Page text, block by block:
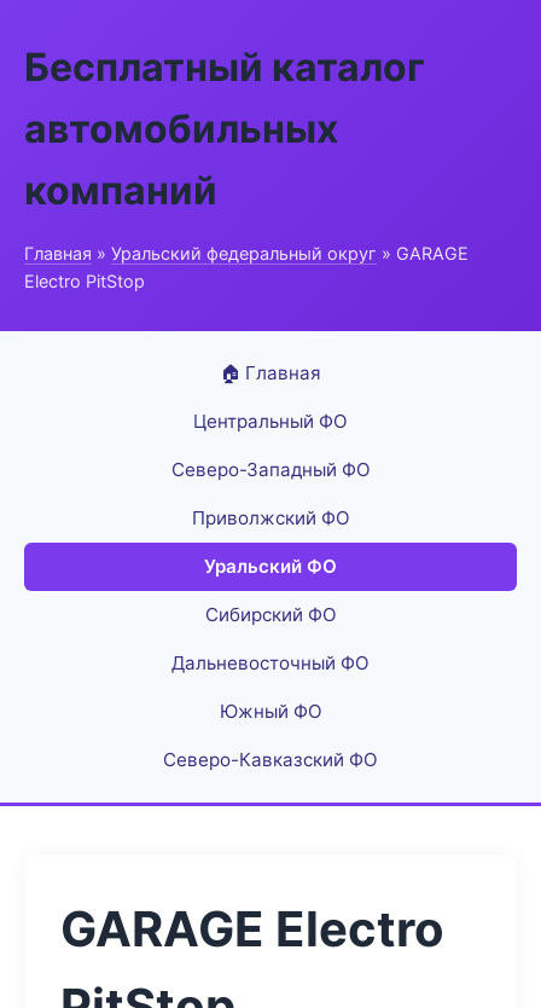
Бесплатный каталог
автомобильных
компаний
Главная » Уральский федеральный округ » GARAGE
Electro PitStop
🏠 Главная
Центральный ФО
Северо-Западный ФО
Приволжский ФО
Уральский ФО
Сибирский ФО
Дальневосточный ФО
Южный ФО
Северо-Кавказский ФО
GARAGE Electro